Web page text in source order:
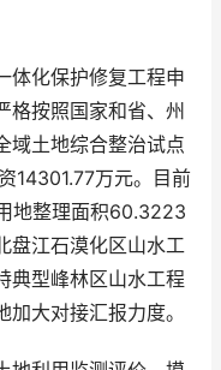
化保护修复工程申
格按照国家和省、州
域土地综合整治试点
14301.77万元。目前
地整理面积60.3223
盘江石漠化区山水工
典型峰林区山水工程
大对接汇报力度。